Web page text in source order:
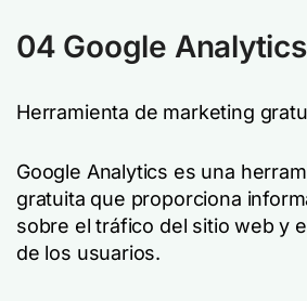
04 Google Analytics
Herramienta de marketing
Google Analytics es una
gratuita que proporciona
sobre el tráfico del sitio web y
de los usuarios.